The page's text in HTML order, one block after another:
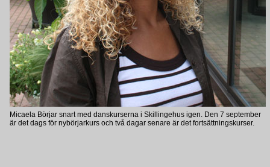
Micaela Börjar snart med danskurserna i Skillingehus igen. Den 7 september
är det dags för nybörjarkurs och två dagar senare är det fortsättningskurser.